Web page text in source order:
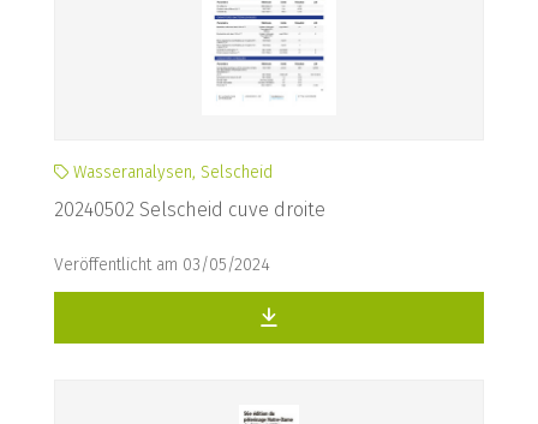
Wasseranalysen, Selscheid
20240502 Selscheid cuve droite
Veröffentlicht am 03/05/2024